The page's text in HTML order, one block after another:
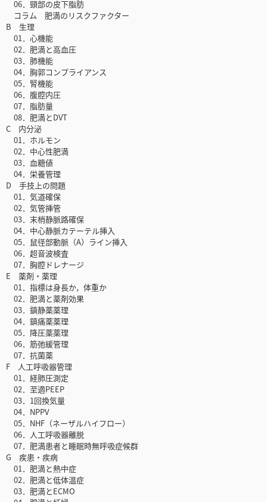
06．頸部の皮下脂肪
コラム 肥満のリスクファクター
B 生理
01．心機能
02．肥満と高血圧
03．肺機能
04．胸郭コンプライアンス
05．腎機能
06．腹腔内圧
07．脂肪量
08．肥満とDVT
C 内分泌
01．ホルモン
02．中心性肥満
03．血糖値
04．栄養管理
D 手技上の問題
01．気道確保
02．気管挿管
03．末梢静脈路確保
04．中心静脈カテーテル挿入
05．鼠径部動脈（A）ライン挿入
06．超音波検査
07．胸腔ドレナージ
E 薬剤・薬理
01．指標は身長か，体重か
02．肥満と薬剤効果
03．鎮静薬薬理
04．鎮痛薬薬理
05．降圧薬薬理
06．筋弛緩管理
07．抗菌薬
F 人工呼吸器管理
01．経肺圧測定
02．至適PEEP
03．1回換気量
04．NPPV
05．NHF（ネーザルハイフロー）
06．人工呼吸器離脱
07．肥満患者と睡眠時無呼吸症候群
G 疾患・疾病
01．肥満と熱中症
02．肥満と低体温症
03．肥満とECMO